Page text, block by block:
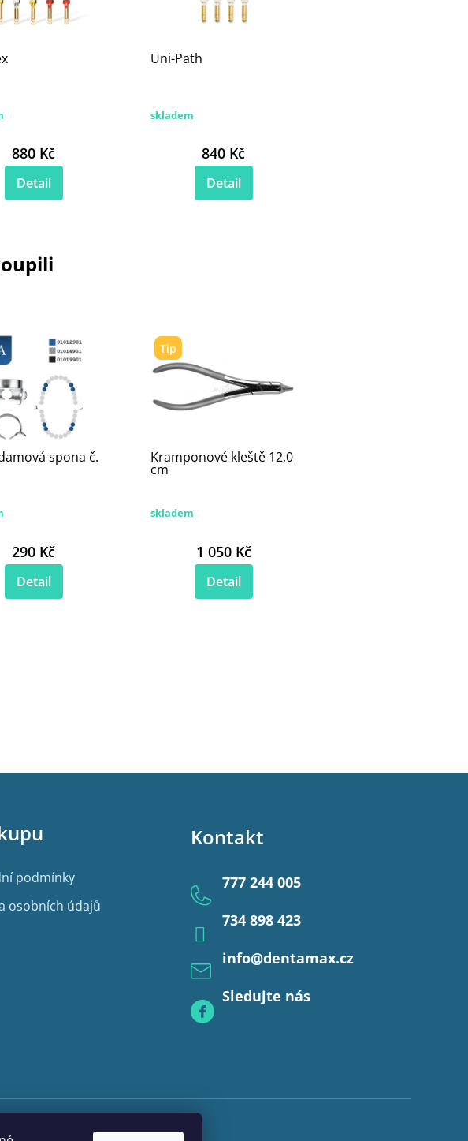
880 Kč
Detail
Uni-Path
skladem
840 Kč
Detail
spona č.
290 Kč
Detail
Tip
Kramponové kleště 12,0
cm
skladem
1 050 Kč
Detail
podmínky
osobních údajů
Kontakt
info@dentamax.cz
777 244 005
734 898 423
Sledujte nás